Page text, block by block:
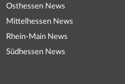
Osthessen News
Mittelhessen News
Rhein-Main News
Südhessen News